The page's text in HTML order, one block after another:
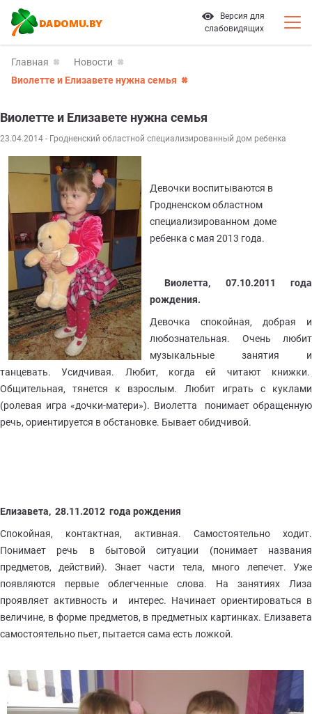
Версия для
слабовидящих
Главная
Новости
Виолетте и Елизавете нужна семья
Виолетте и Елизавете нужна семья
23.04.2014 - Гродненский областной специализированный дом ребенка
Девочки воспитываются в
Гродненском областном
специализированном доме
ребенка с мая 2013 года.
Виолетта, 07.10.2011 года
рождения.
Девочка спокойная, добрая и
любознательная. Очень любит
музыкальные занятия и
танцевать. Усидчивая. Любит, когда ей читают книжки.
Общительная, тянется к взрослым. Любит играть с куклами
(ролевая игра «дочки-матери»). Виолетта понимает обращенную
речь, ориентируется в обстановке. Бывает обидчивой.
Елизавета, 28.11.2012 года рождения
Спокойная, контактная, активная. Самостоятельно ходит.
Понимает речь в бытовой ситуации (понимает названия
предметов, действий). Знает части тела, много лепечет. Уже
появляются первые облегченные слова. На занятиях Лиза
проявляет активность и интерес. Начинает ориентироваться в
величине, в форме предметов, в предметных картинках. Елизавета
самостоятельно пьет, пытается сама есть ложкой.